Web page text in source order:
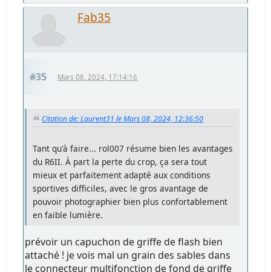
Fab35
#35 Mars 08, 2024, 17:14:16
Citation de: Laurent31 le Mars 08, 2024, 12:36:50
Tant qu'à faire... rol007 résume bien les avantages
du R6II. À part la perte du crop, ça sera tout
mieux et parfaitement adapté aux conditions
sportives difficiles, avec le gros avantage de
pouvoir photographier bien plus confortablement
en faible lumière.
prévoir un capuchon de griffe de flash bien
attaché ! je vois mal un grain des sables dans
le connecteur multifonction de fond de griffe